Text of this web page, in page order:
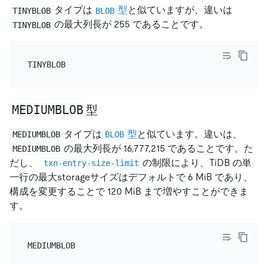
TINYBLOB タイプは BLOB 型と似ていますが、違いは
TINYBLOB の最大列長が 255 であることです。
TINYBLOB
MEDIUMBLOB 型
MEDIUMBLOB タイプは BLOB 型と似ています。違いは、
MEDIUMBLOB の最大列長が 16,777,215 であることです。た
だし、
txn-entry-size-limit の制限により、TiDB の単
一行の最大storageサイズはデフォルトで 6 MiB であり、
構成を変更することで 120 MiB まで増やすことができま
す。
MEDIUMBLOB